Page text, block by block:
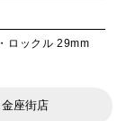
ロックル 29mm
金座街店